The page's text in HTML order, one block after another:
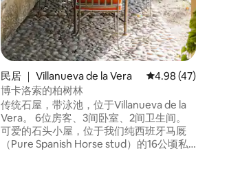
民居 ｜ Villanueva de la Vera 平均评分 4.98 分（满
4.98 (47)
博卡洛索的柏树林
传统石屋，带泳池，位于Villanueva de la
Vera。 6位房客、3间卧室、2间卫生间。
可爱的石头小屋，位于我们纯西班牙马厩
（Pure Spanish Horse stud）的16公顷私